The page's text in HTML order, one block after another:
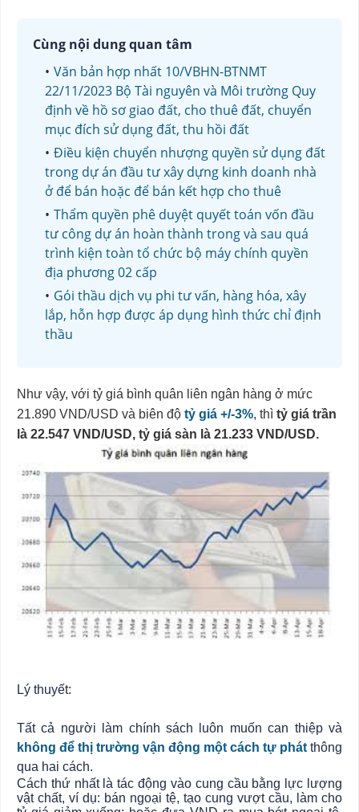
Cùng nội dung quan tâm
Văn bản hợp nhất 10/VBHN-BTNMT
22/11/2023 Bộ Tài nguyên và Môi trường Quy
định về hồ sơ giao đất, cho thuê đất, chuyển
mục đích sử dụng đất, thu hồi đất
Điều kiện chuyển nhượng quyền sử dụng đất
trong dự án đầu tư xây dựng kinh doanh nhà
ở để bán hoặc để bán kết hợp cho thuê
Thẩm quyền phê duyệt quyết toán vốn đầu
tư công dự án hoàn thành trong và sau quá
trình kiện toàn tổ chức bộ máy chính quyền
địa phương 02 cấp
Gói thầu dịch vụ phi tư vấn, hàng hóa, xây
lắp, hỗn hợp được áp dụng hình thức chỉ định
thầu
Như vậy, với tỷ giá bình quân liên ngân hàng ở mức
21.890 VND/USD và biên độ tỷ giá +/-3%, thì tỷ giá trần
là 22.547 VND/USD, tỷ giá sàn là 21.233 VND/USD.
Lý thuyết:
Tất cả người làm chính sách luôn muốn can thiệp và
không để thị trường vận động một cách tự phát thông
qua hai cách.
Cách thứ nhất là tác động vào cung cầu bằng lực lượng
vật chất, ví dụ: bán ngoại tệ, tạo cung vượt cầu, làm cho